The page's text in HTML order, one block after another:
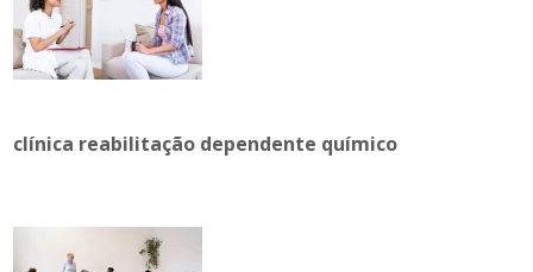
clínica reabilitação dependente químico